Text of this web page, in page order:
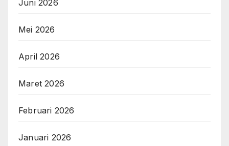
Juni 2026
Mei 2026
April 2026
Maret 2026
Februari 2026
Januari 2026